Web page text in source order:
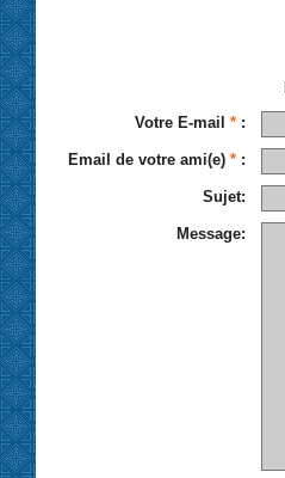
Votre E-mail * :
Email de votre ami(e) * :
Sujet:
Message: